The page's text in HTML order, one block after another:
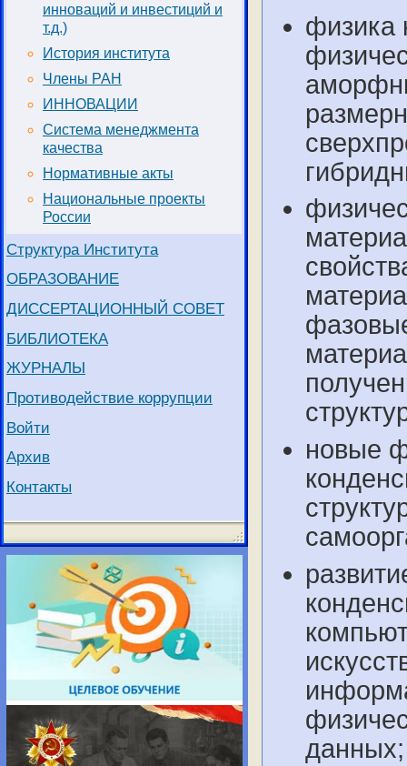
инноваций и инвестиций и
т.д.)
История института
Члены РАН
ИННОВАЦИИ
Система менеджмента
качества
Нормативные акты
Национальные проекты
России
Структура Института
ОБРАЗОВАНИЕ
ДИССЕРТАЦИОННЫЙ СОВЕТ
БИБЛИОТЕКА
ЖУРНАЛЫ
Противодействие коррупции
Войти
Архив
Контакты
физика
новые
данных;